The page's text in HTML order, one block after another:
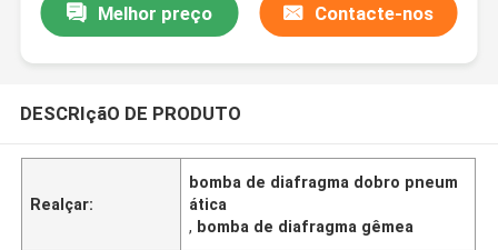
Melhor preço Contacte-nos
DESCRIçãO DE PRODUTO
Realçar:
bomba de diafragma dobro pneum
ática
, bomba de diafragma gêmea